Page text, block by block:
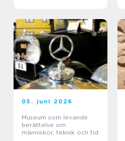
05. juni 2026
Museum som levande
berättelse om
människor, teknik och tid